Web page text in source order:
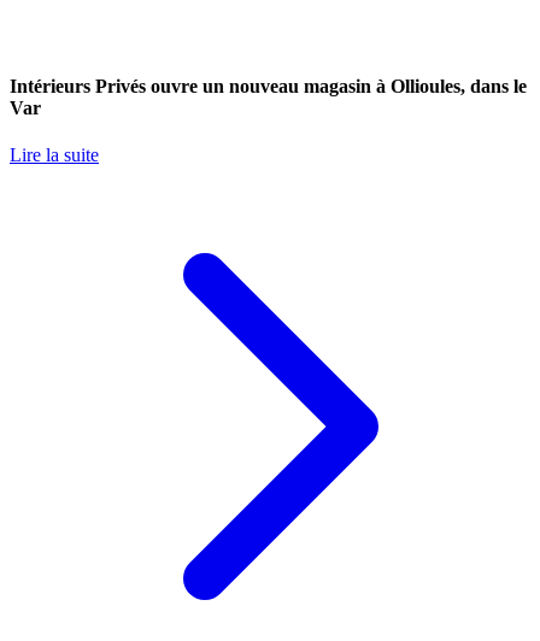
Intérieurs Privés ouvre un nouveau magasin à Ollioules, dans le
Var
Lire la suite